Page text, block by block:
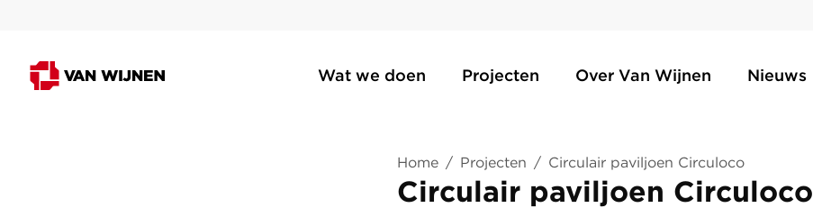
Wat we doen Projecten Over Van Wijnen Nieuws
Home / Projecten / Circulair paviljoen Circuloco
Circulair paviljoen Circuloco